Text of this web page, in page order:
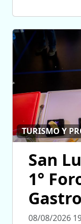
TURISMO Y
San
1°
08/08/2026